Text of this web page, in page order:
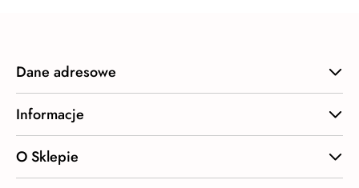
Dane adresowe
Informacje
O Sklepie